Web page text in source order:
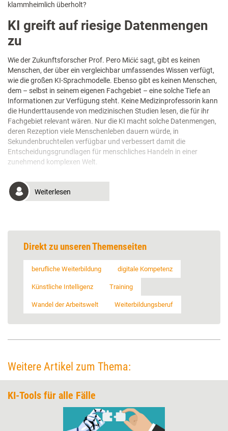
klammheimlich überholt?
KI greift auf riesige Datenmengen
zu
Wie der Zukunftsforscher Prof. Pero Mićić sagt, gibt es keinen
Menschen, der über ein vergleichbar umfassendes Wissen verfügt,
wie die großen KI-Sprachmodelle. Ebenso gibt es keinen Menschen,
dem – selbst in seinem eigenen Fachgebiet – eine solche Tiefe an
Informationen zur Verfügung steht. Keine Medizinprofessorin kann
die Hunderttausende von medizinischen Studien lesen, die für ihr
Fachgebiet relevant wären. Nur die KI macht solche Datenmengen,
deren Rezeption viele Menschenleben dauern würde, in
Sekundenbruchteilen verfügbar und verbessert damit die
Entscheidungsgrundlagen für menschliches Handeln in einer
zunehmend komplexen Welt.
Weiterlesen
Direkt zu unseren Themenseiten
berufliche Weiterbildung digitale Kompetenz
Künstliche Intelligenz Training
Wandel der Arbeitswelt Weiterbildungsberuf
Weitere Artikel zum Thema:
KI-Tools für alle Fälle